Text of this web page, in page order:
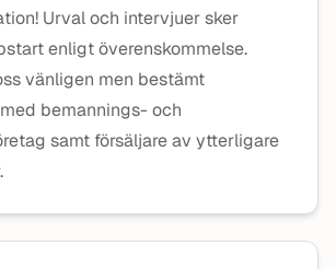
Urval och intervjuer sker
enligt överenskommelse.
vänligen men bestämt
bemannings- och
samt försäljare av ytterligare